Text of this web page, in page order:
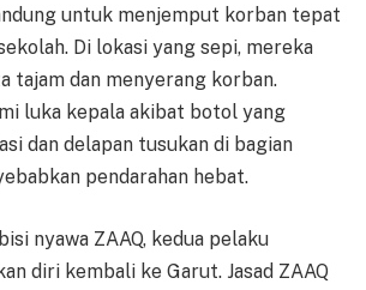
untuk menjemput korban tepat
Di lokasi yang sepi, mereka
tajam dan menyerang korban.
luka kepala akibat botol yang
dan delapan tusukan di bagian
pendarahan hebat.
nyawa ZAAQ, kedua pelaku
diri kembali ke Garut. Jasad ZAAQ